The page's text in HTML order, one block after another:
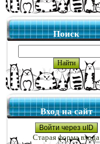
Поиск
Вход на сайт
Войти через uID
Старая форма входа